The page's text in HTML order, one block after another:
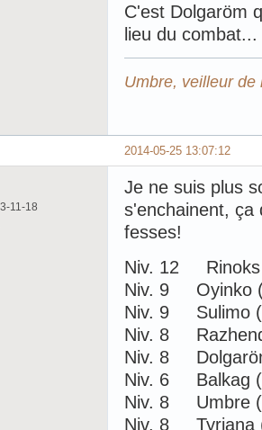
C'est Dolgaröm
lieu du combat...
Umbre, veilleur
2014-05-25 13:07:12
11-18
Je ne suis plus
s'enchainent, ça
fesses!
Niv. 12 Rinoks
Niv. 9 Oyinko
Niv. 9 Sulimo
Niv. 8
Niv. 8
Niv. 6 Balkag
Niv. 8 Umbre
Niv. 8 Tyriana